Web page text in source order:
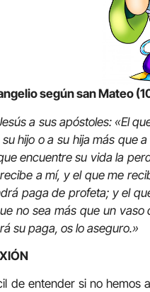
según san Mateo
a sus apóstoles: «El
hijo o a su hija más que
encuentre su vida la
a mí, y el que me
paga de profeta; y el
no sea más que un
su paga, os lo aseguro.»
de entender si no